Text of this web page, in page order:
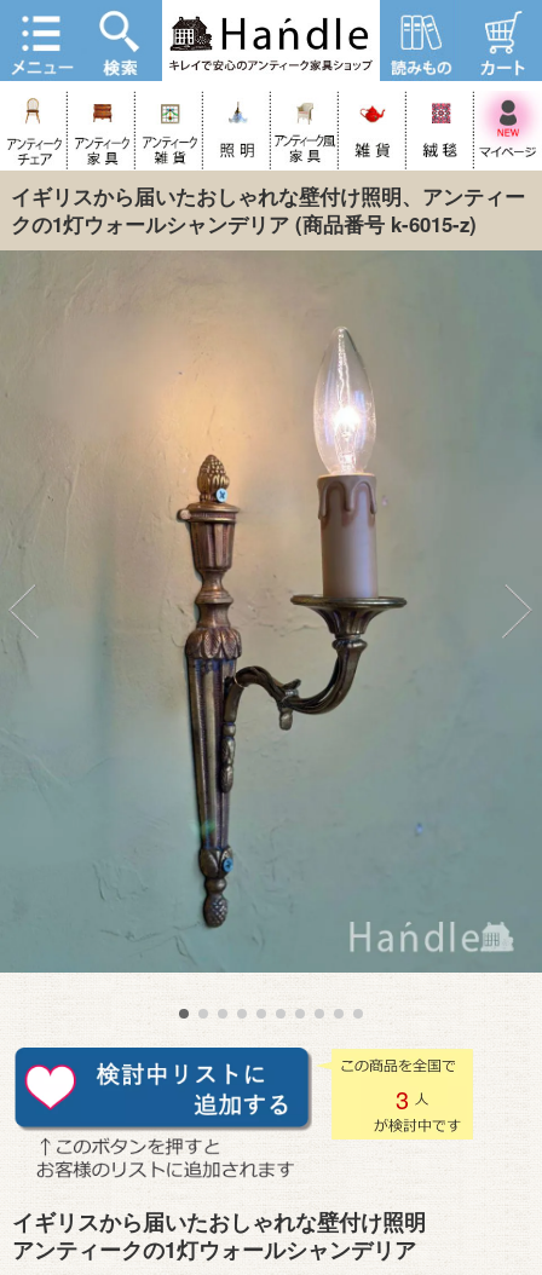
イギリスから届いたおしゃれな壁付け照明、アンティー
クの1灯ウォールシャンデリア(商品番号 k-6015-z)
3
イギリスから届いたおしゃれな壁付け照明
アンティークの1灯ウォールシャンデリア